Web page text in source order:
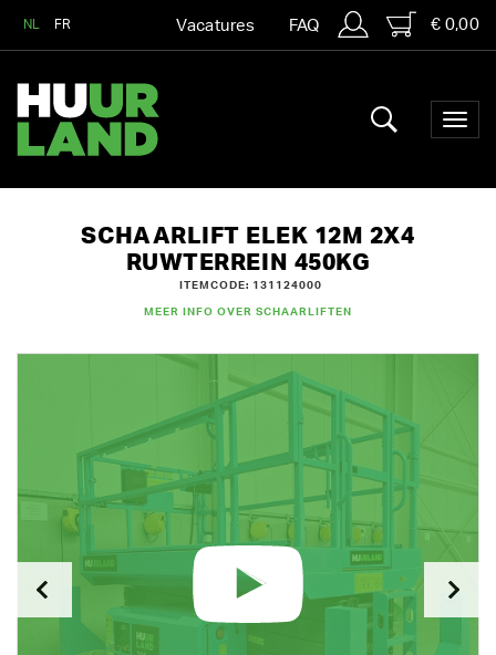
NL FR Vacatures FAQ € 0,00
SCHAARLIFT ELEK 12M 2X4
RUWTERREIN 450KG
ITEMCODE: 131124000
MEER INFO OVER SCHAARLIFTEN